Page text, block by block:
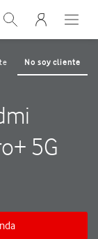
Abrir buscador. Abre
Abre
No soy cliente
5G